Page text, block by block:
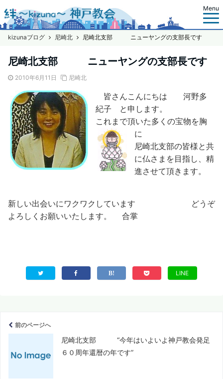
Menu
kizunaブログ 尼崎北 尼崎北支部 ニューヤングの支部長です
尼崎北支部 ニューヤングの支部長です
2010年6月11日 尼崎北
皆さんこんにちは河野多
紀子 と申します。
これまで頂いた多くの宝物を胸
に
尼崎北支部の皆様と共
に仏さまを目指し、精
進させて頂きます。
新しい出会いにワクワク しています どうぞ
よろしくお願いいたします。 合掌
LINE
前のページへ
尼崎北支部 “今年はいよいよ神戸教会発足
６０周年還暦の年です”